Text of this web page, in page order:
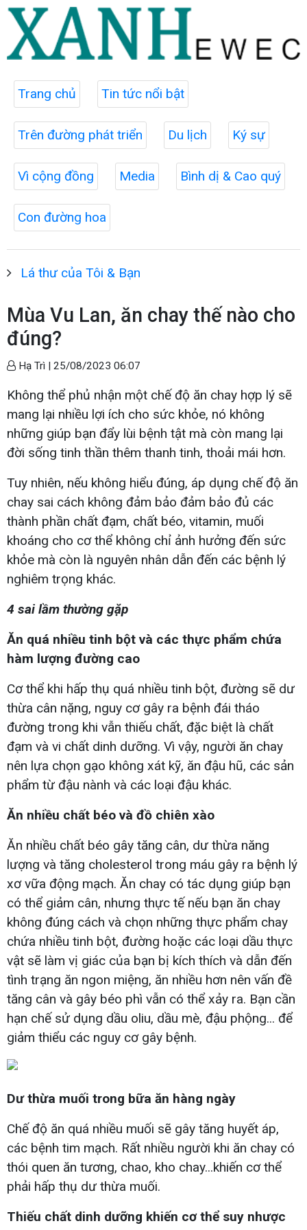
Trang chủ Tin tức nổi bật
Trên đường phát triển Du lịch Ký sự
Vì cộng đồng Media Bình dị & Cao quý
Con đường hoa
Lá thư của Tôi & Bạn
Mùa Vu Lan, ăn chay thế nào cho
đúng?
Hạ Trì | 25/08/2023 06:07
Không thể phủ nhận một chế độ ăn chay hợp lý sẽ
mang lại nhiều lợi ích cho sức khỏe, nó không
những giúp bạn đẩy lùi bệnh tật mà còn mang lại
đời sống tinh thần thêm thanh tinh, thoải mái hơn.
Tuy nhiên, nếu không hiểu đúng, áp dụng chế độ ăn
chay sai cách không đảm bảo đảm bảo đủ các
thành phần chất đạm, chất béo, vitamin, muối
khoáng cho cơ thể không chỉ ảnh hưởng đến sức
khỏe mà còn là nguyên nhân dẫn đến các bệnh lý
nghiêm trọng khác.
4 sai lầm thường gặp
Ăn quá nhiều tinh bột và các thực phẩm chứa
hàm lượng đường cao
Cơ thể khi hấp thụ quá nhiều tinh bột, đường sẽ dư
thừa cân nặng, nguy cơ gây ra bệnh đái tháo
đường trong khi vẫn thiếu chất, đặc biệt là chất
đạm và vi chất dinh dưỡng. Vì vậy, người ăn chay
nên lựa chọn gạo không xát kỹ, ăn đậu hũ, các sản
phẩm từ đậu nành và các loại đậu khác.
Ăn nhiều chất béo và đồ chiên xào
Ăn nhiều chất béo gây tăng cân, dư thừa năng
lượng và tăng cholesterol trong máu gây ra bệnh lý
xơ vữa động mạch. Ăn chay có tác dụng giúp bạn
có thể giảm cân, nhưng thực tế nếu bạn ăn chay
không đúng cách và chọn những thực phẩm chay
chứa nhiều tinh bột, đường hoặc các loại dầu thực
vật sẽ làm vị giác của bạn bị kích thích và dẫn đến
tình trạng ăn ngon miệng, ăn nhiều hơn nên vấn đề
tăng cân và gây béo phì vẫn có thể xảy ra. Bạn cần
hạn chế sử dụng dầu oliu, dầu mè, đậu phộng... để
giảm thiểu các nguy cơ gây bệnh.
Dư thừa muối trong bữa ăn hàng ngày
Chế độ ăn quá nhiều muối sẽ gây tăng huyết áp,
các bệnh tim mạch. Rất nhiều người khi ăn chay có
thói quen ăn tương, chao, kho chay...khiến cơ thể
phải hấp thụ dư thừa muối.
Thiếu chất dinh dưỡng khiến cơ thể suy nhược